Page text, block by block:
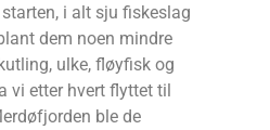
i alt sju fiskeslag
dem noen mindre
ulke, fløyfisk og
vi etter hvert flyttet til
ble de